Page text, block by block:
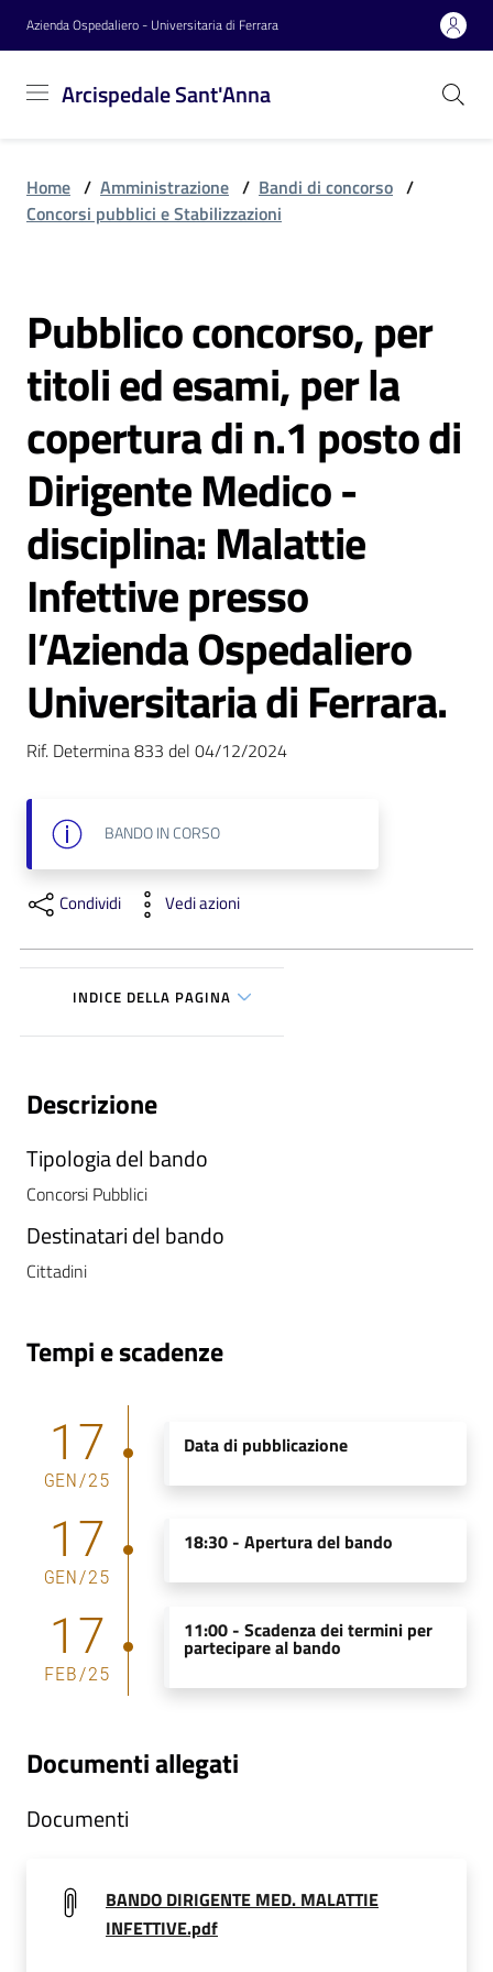
Vai al contenuto
Vai alla navigazione
Vai al footer
Azienda Ospedaliero - Universitaria di Ferrara
Arcispedale Sant'Anna
Sant'Anna
Azienda
Reparti
Novità
C
a
r
t
a
d
e
e
r
i
z
a
r
t
à
d
i
g
e
i
n
e
Home / Amministrazione / Bandi di concorso /
Concorsi pubblici e Stabilizzazioni
Salta al contenuto
Pubblico concorso, per
titoli ed esami, per la
copertura di n.1 posto di
Dirigente Medico -
disciplina: Malattie
Infettive presso
l’Azienda Ospedaliero
Universitaria di Ferrara.
Rif. Determina 833 del 04/12/2024
BANDOIN CORSO
Condividi Vedi azioni
INDICE DELLA PAGINA
Descrizione
Tipologia del bando
Concorsi Pubblici
Destinatari del bando
Cittadini
Tempi e scadenze
17
GEN/25
Data di pubblicazione
17
GEN/25
18:30 - Apertura del bando
17
FEB/25
11:00 - Scadenza dei termini per
partecipare al bando
Documenti allegati
Documenti
BANDO DIRIGENTE MED. MALATTIE
INFETTIVE.pdf